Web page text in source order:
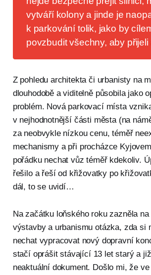
vytváří kolony a jinde je
k parkování tolik, jako by
povzbudit všechny, aby přijeli
Z pohledu architekta či urbanisty na
dlouhodobě a viditelně působila jako
problém. Nová parkovací místa
v nejhodnotnější části města (na
za neobvykle nízkou cenu, téměř
mechanismy a při procházce
pořádku nechat vůz téměř kdekoliv.
řešilo a řeší od křižovatky po
dál, to se uvidí…
Na začátku loňského roku zazněla
výstavby a urbanismu otázka, zda si
nechat vypracovat nový dopravní
stačí oprášit stávající 13 let starý a
neaktuální dokument. Došlo mi, že